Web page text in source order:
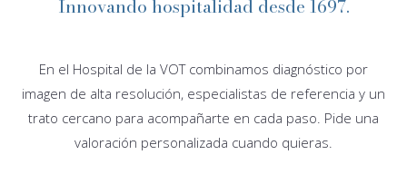
Innovando hospitalidad desde 1697.
En el Hospital de la VOT combinamos diagnóstico por
imagen de alta resolución, especialistas de referencia y un
trato cercano para acompañarte en cada paso. Pide una
valoración personalizada cuando quieras.